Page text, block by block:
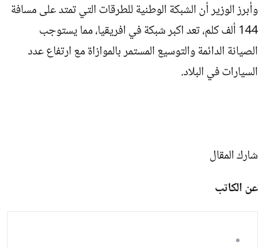
وأبرز الوزير أن الشبكة الوطنية للطرقات التي تمتد على مسافة
144 ألف كلم، تعد اكبر شبكة في افريقيا، مما يستوجب
الصيانة الدائمة والتوسيع المستمر بالموازاة مع ارتفاع عدد
السيارات في البلاد.
شارك المقال
عن الكاتب